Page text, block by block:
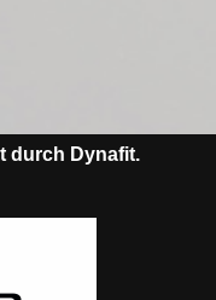
durch Dynafit.